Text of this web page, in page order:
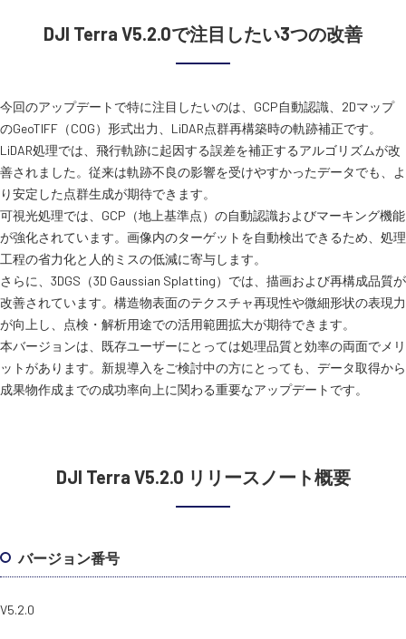
DJI Terra V5.2.0で注目したい3つの改善
今回のアップデートで特に注目したいのは、GCP自動認識、2Dマップ
のGeoTIFF（COG）形式出力、LiDAR点群再構築時の軌跡補正です。
LiDAR処理では、飛行軌跡に起因する誤差を補正するアルゴリズムが改
善されました。従来は軌跡不良の影響を受けやすかったデータでも、よ
り安定した点群生成が期待できます。
可視光処理では、GCP（地上基準点）の自動認識およびマーキング機能
が強化されています。画像内のターゲットを自動検出できるため、処理
工程の省力化と人的ミスの低減に寄与します。
さらに、3DGS（3D Gaussian Splatting）では、描画および再構成品質が
改善されています。構造物表面のテクスチャ再現性や微細形状の表現力
が向上し、点検・解析用途での活用範囲拡大が期待できます。
本バージョンは、既存ユーザーにとっては処理品質と効率の両面でメリ
ットがあります。新規導入をご検討中の方にとっても、データ取得から
成果物作成までの成功率向上に関わる重要なアップデートです。
DJI Terra V5.2.0 リリースノート概要
バージョン番号
V5.2.0